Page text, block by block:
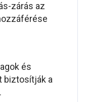
zárás az
és
biztosítják a